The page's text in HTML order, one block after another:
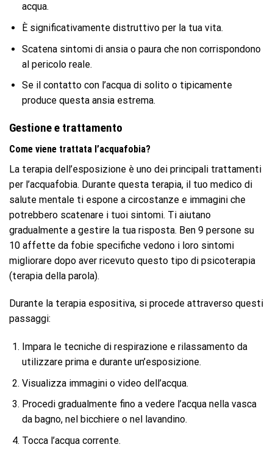
acqua.
È significativamente distruttivo per la tua vita.
Scatena sintomi di ansia o paura che non corrispondono
al pericolo reale.
Se il contatto con l’acqua di solito o tipicamente
produce questa ansia estrema.
Gestione e trattamento
Come viene trattata l’acquafobia?
La terapia dell’esposizione è uno dei principali trattamenti
per l’acquafobia. Durante questa terapia, il tuo medico di
salute mentale ti espone a circostanze e immagini che
potrebbero scatenare i tuoi sintomi. Ti aiutano
gradualmente a gestire la tua risposta. Ben 9 persone su
10 affette da fobie specifiche vedono i loro sintomi
migliorare dopo aver ricevuto questo tipo di psicoterapia
(terapia della parola).
Durante la terapia espositiva, si procede attraverso questi
passaggi:
Impara le tecniche di respirazione e rilassamento da
utilizzare prima e durante un’esposizione.
Visualizza immagini o video dell’acqua.
Procedi gradualmente fino a vedere l’acqua nella vasca
da bagno, nel bicchiere o nel lavandino.
Tocca l’acqua corrente.